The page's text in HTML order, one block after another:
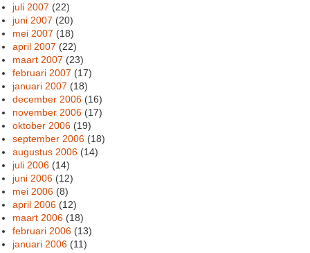
juli 2007 (22)
juni 2007 (20)
mei 2007 (18)
april 2007 (22)
maart 2007 (23)
februari 2007 (17)
januari 2007 (18)
december 2006 (16)
november 2006 (17)
oktober 2006 (19)
september 2006 (18)
augustus 2006 (14)
juli 2006 (14)
juni 2006 (12)
mei 2006 (8)
april 2006 (12)
maart 2006 (18)
februari 2006 (13)
januari 2006 (11)